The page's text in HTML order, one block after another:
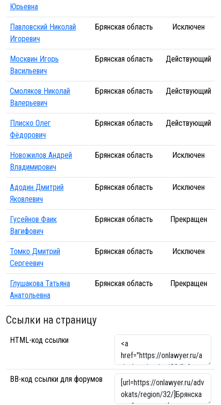
Юрьевна
Павловский Николай
Игоревич
Брянская область Исключен
Москвин Игорь
Васильевич
Брянская область Действующий
Смоляков Николай
Валерьевич
Брянская область Действующий
Плиско Олег
Фёдорович
Брянская область Действующий
Новожилов Андрей
Владимирович
Брянская область Исключен
Адодин Дмитрий
Яковлевич
Брянская область Исключен
Гусейнов Фаик
Вагифович
Брянская область Прекращен
Томко Дмитрий
Сергеевич
Брянская область Исключен
Глушакова Татьяна
Анатольевна
Брянская область Прекращен
Ссылки на страницу
HTML-код ссылки
BB-код ссылки для форумов